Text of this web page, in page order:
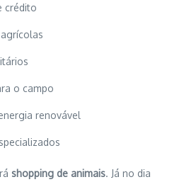
crédito
o campo
renovável
shopping de animais. Já no dia